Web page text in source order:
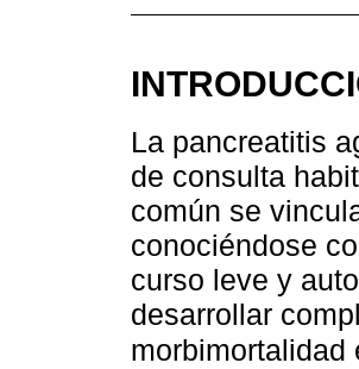
La pancreatitis
de consulta
común se
conociéndose
curso leve y
desarrollar
morbimortalidad